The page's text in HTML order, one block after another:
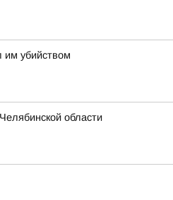
им убийством
области